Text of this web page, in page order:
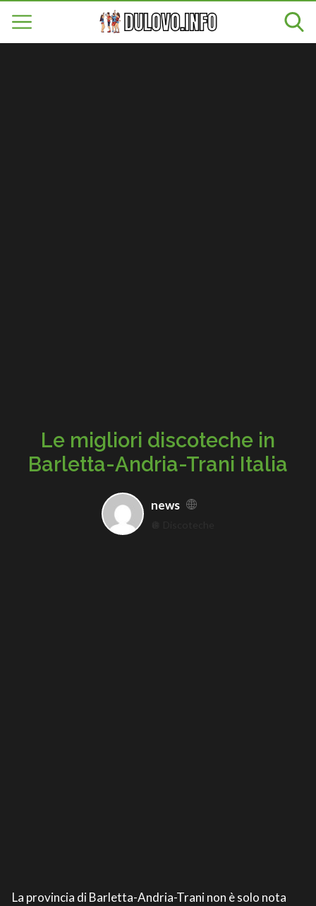
Le migliori discoteche in
Barletta-Andria-Trani Italia
news
La provincia di Barletta-Andria-Trani non è solo nota